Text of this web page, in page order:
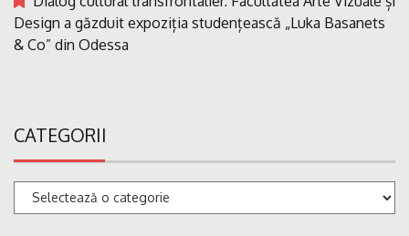
Design a găzduit expoziția studențească „Luka Basanets
& Co” din Odessa
CATEGORII
Categorii